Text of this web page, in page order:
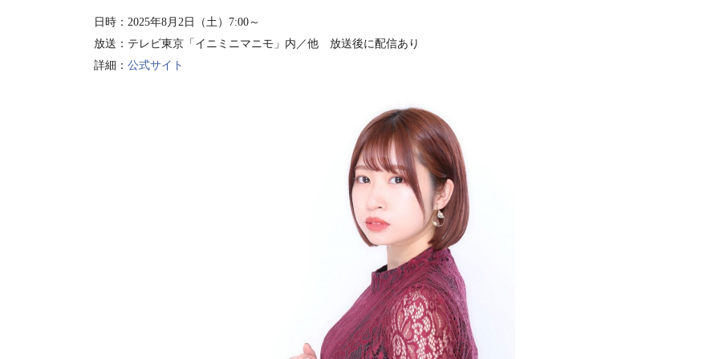
日時：2025年8月2日（土）7:00～
放送：テレビ東京「イニミニマニモ」内／他 放送後に配信あり
詳細： 公式サイト